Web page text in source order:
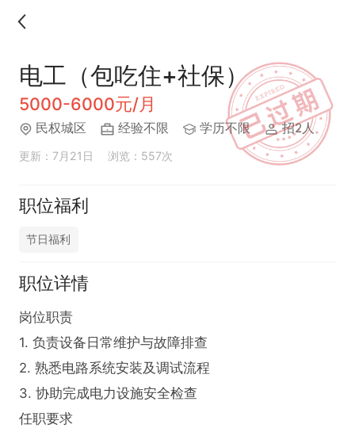
电工（包吃住+社保）
5000-6000元/月
民权城区 经验不限 学历不限 招2人
更新：7月21日 浏览：557次
职位福利
节日福利
职位详情
岗位职责
1. 负责设备日常维护与故障排查
2. 熟悉电路系统安装及调试流程
3. 协助完成电力设施安全检查
任职要求